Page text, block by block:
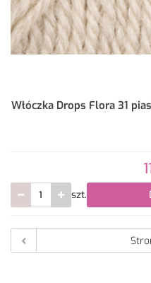
Włóczka Drops Flora 31
szt.